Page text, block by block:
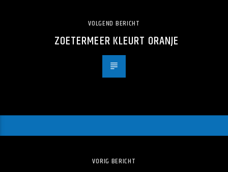
VOLGEND BERICHT
ZOETERMEER KLEURT ORANJE
VORIG BERICHT